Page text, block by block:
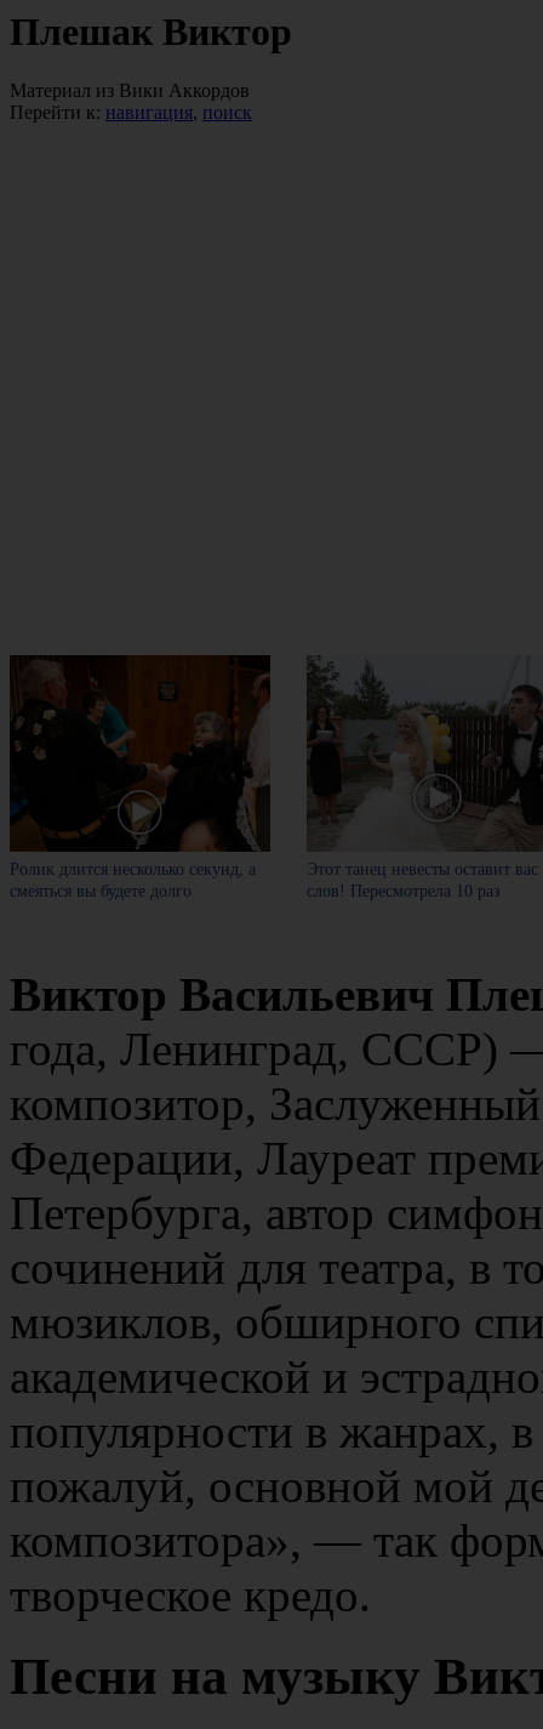
Плешак Виктор
Материал из Вики Аккордов
Перейти к: навигация, поиск
Ролик длится несколько секунд, а
смеяться вы будете долго
Этот танец невесты оставит вас
слов! Пересмотрела 10 раз
Виктор Васильевич
года, Ленинград, СССР)
композитор,
Федерации, Лауреат
Петербурга, автор
сочинений для театра, в
мюзиклов, обширного
академической и
популярности в жанрах,
пожалуй, основной мой
композитора», — так
творческое кредо.
Песни на музыку